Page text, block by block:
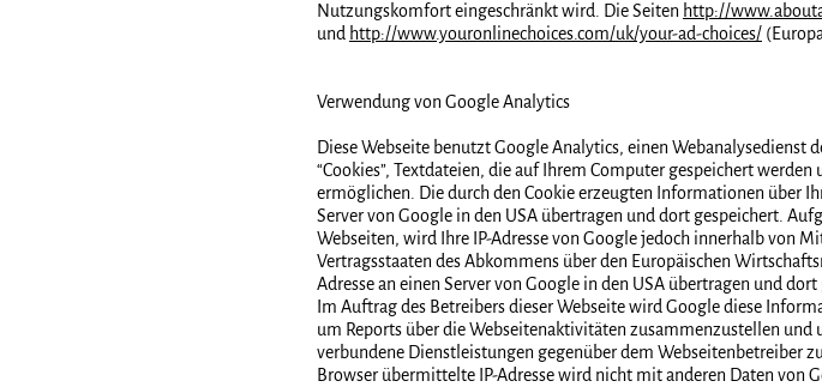
Nutzungskomfort eingeschränkt wird. Die Seiten http://
und http://www.youronlinechoices.com/uk/your-ad-choices/
Verwendung von Google Analytics
Diese Webseite benutzt Google Analytics, einen Webanalysedienst
“Cookies”, Textdateien, die auf Ihrem Computer gespeichert
ermöglichen. Die durch den Cookie erzeugten Informationen über
Server von Google in den USA übertragen und dort gespeichert.
Webseiten, wird Ihre IP-Adresse von Google jedoch innerhalb von
Vertragsstaaten des Abkommens über den Europäischen
Adresse an einen Server von Google in den USA übertragen und dort
Im Auftrag des Betreibers dieser Webseite wird Google diese
um Reports über die Webseitenaktivitäten zusammenzustellen
verbundene Dienstleistungen gegenüber dem Webseitenbetreiber
Browser übermittelte IP-Adresse wird nicht mit anderen Daten von